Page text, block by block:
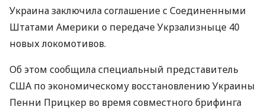
Украина заключила соглашение с Соединенными
Штатами Америки о передаче Укрзализныце 40
новых локомотивов.
Об этом сообщила специальный представитель
США по экономическому восстановлению Украины
Пенни Прицкер во время совместного брифинга